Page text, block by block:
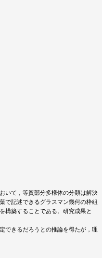
いて，等質部分多様体の分類は解決
で記述できるグラスマン幾何の枠組
構築することである。研究成果と
できるだろうとの推論を得たが，理